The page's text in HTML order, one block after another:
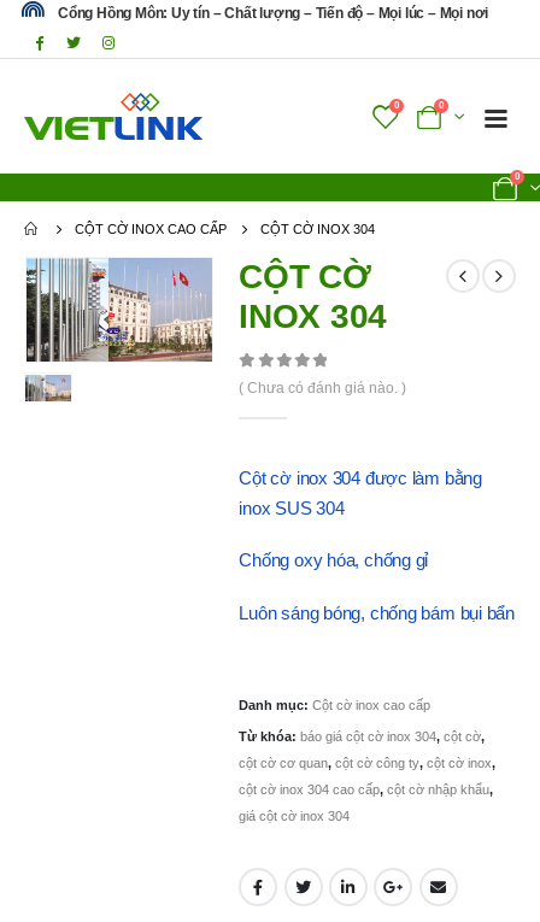
Cổng Hồng Môn: Uy tín – Chất lượng – Tiến độ – Mọi lúc – Mọi nơi
0 0
0
CỘT CỜ INOX CAO CẤP CỘT CỜ INOX 304
CỘT CỜ
INOX 304
0out of 5
( Chưa có đánh giá nào. )
Cột cờ inox 304 được làm bằng
inox SUS 304
Chống oxy hóa, chống gỉ
Luôn sáng bóng, chống bám bụi bẩn
Danh mục:Cột cờ inox cao cấp
Từ khóa:báo giá cột cờ inox 304,cột cờ,
cột cờ cơ quan,cột cờ công ty,cột cờ inox,
cột cờ inox 304 cao cấp,cột cờ nhập khẩu,
giá cột cờ inox 304